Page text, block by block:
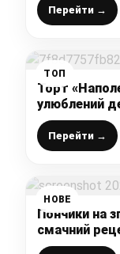
кількості
Перейти →
ТОП
Торт
улюблений
хто робить,
Перейти →
НОВЕ
Пончики на
смачний
яку